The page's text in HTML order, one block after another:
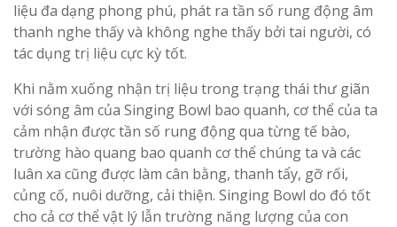
liệu đa dạng phong phú, phát ra tần số rung động âm
thanh nghe thấy và không nghe thấy bởi tai người, có
tác dụng trị liệu cực kỳ tốt.
Khi nằm xuống nhận trị liệu trong trạng thái thư giãn
với sóng âm của Singing Bowl bao quanh, cơ thể của ta
cảm nhận được tần số rung động qua từng tế bào,
trường hào quang bao quanh cơ thể chúng ta và các
luân xa cũng được làm cân bằng, thanh tẩy, gỡ rối,
củng cố, nuôi dưỡng, cải thiện. Singing Bowl do đó tốt
cho cả cơ thể vật lý lẫn trường năng lượng của con